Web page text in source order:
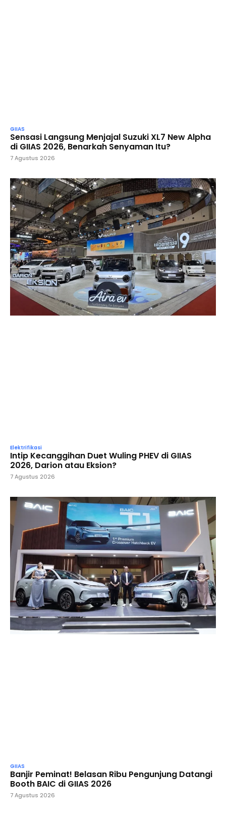
GIIAS
Sensasi Langsung Menjajal Suzuki XL7 New Alpha
di GIIAS 2026, Benarkah Senyaman Itu?
7 Agustus 2026
Elektrifikasi
Intip Kecanggihan Duet Wuling PHEV di GIIAS
2026, Darion atau Eksion?
7 Agustus 2026
GIIAS
Banjir Peminat! Belasan Ribu Pengunjung Datangi
Booth BAIC di GIIAS 2026
7 Agustus 2026